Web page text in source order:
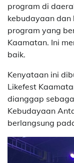
program di
kebudayaan dan
program yang
Kaamatan. Ini
baik.
Kenyataan ini
Likefest
dianggap
Kebudayaan
berlangsung